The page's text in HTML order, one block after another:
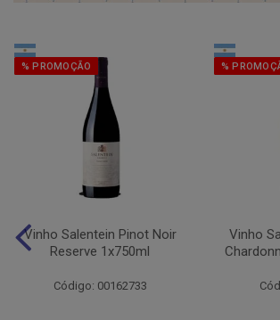
% PROMOÇÃO
Vinho Salentein Pinot Noir
Reserve 1x750ml
Código: 00162733
%
Vinho